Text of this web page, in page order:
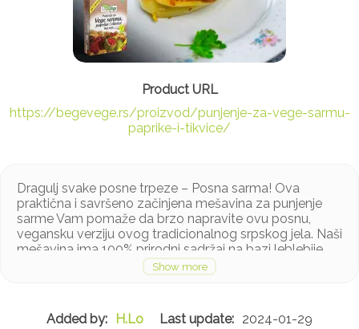
https://begevege.rs/proizvod/punjenje-za-vege-sarmu-
paprike-i-tikvice/
Dragulj svake posne trpeze – Posna sarma! Ova
praktična i savršeno začinjena mešavina za punjenje
sarme Vam pomaže da brzo napravite ovu posnu,
vegansku verziju ovog tradicionalnog srpskog jela. Naši
mešavina ima 100% prirodni sadržaj na bazi leblebije,
suncokreta i savršene mešavine začina. Ne sadrži
brašno, dodate skrobove, prezle, kao ni ostale sastojke
sastojke sa glutenom.
H.Lo 2024-01-29